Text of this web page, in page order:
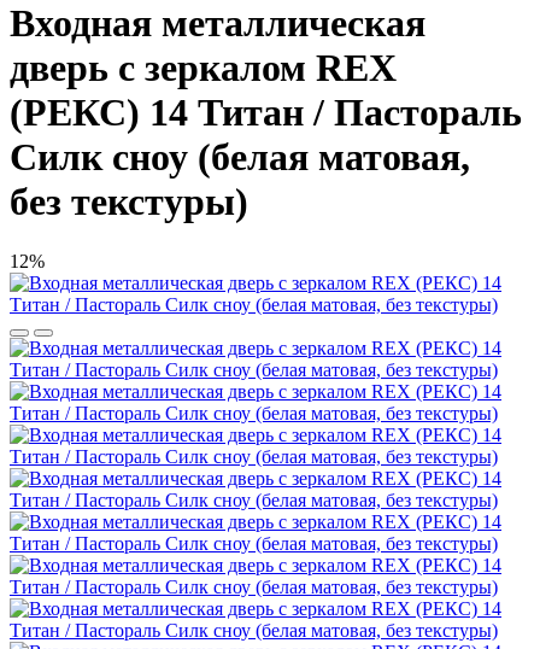
Входная металлическая
дверь с зеркалом REX
(РЕКС) 14 Титан / Пастораль
Силк сноу (белая матовая,
без текстуры)
12%